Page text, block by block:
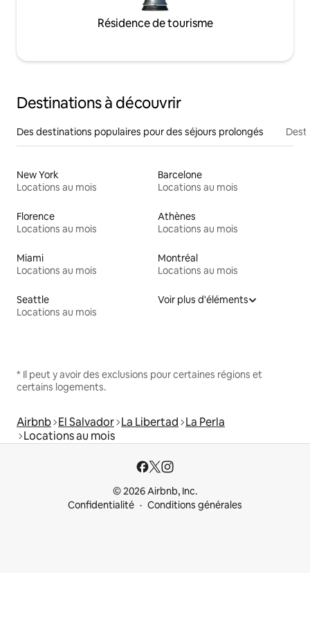
Résidence de tourisme
Destinations à découvrir
Des destinations populaires pour des séjours prolongés
New York
Locations au mois
Barcelone
Locations au mois
Florence
Locations au mois
Athènes
Locations au mois
Miami
Locations au mois
Montréal
Locations au mois
Seattle
Locations au mois
Voir plus d'éléments
* Il peut y avoir des exclusions pour certaines régions et
certains logements.
Airbnb El Salvador La Libertad La Perla
Locations au mois
© 2026 Airbnb, Inc.
Confidentialité
Conditions générales